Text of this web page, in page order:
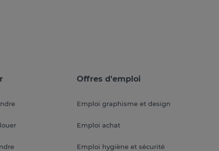
Offres d'emploi
Emploi graphisme et design
Emploi achat
Emploi hygiène et sécurité